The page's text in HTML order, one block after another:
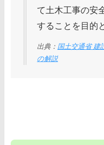
て土木工事の安
することを目的
出典： 国土交通省 建
の解説